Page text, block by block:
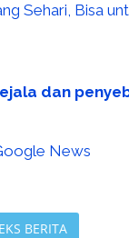
Sehari, Bisa
dan
News
BERITA